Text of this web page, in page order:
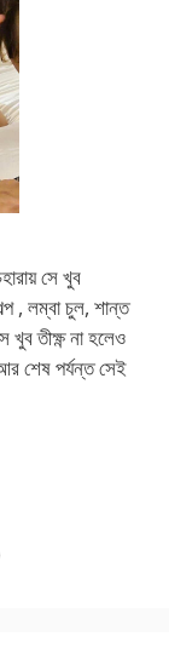
সে খুব
, লম্বা চুল, শান্ত
তীক্ষ্ণ না হলেও
শেষ পর্যন্ত সেই